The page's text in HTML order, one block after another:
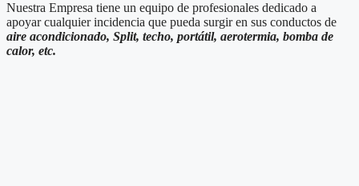
Nuestra Empresa tiene un equipo de profesionales dedicado a
apoyar cualquier incidencia que pueda surgir en sus conductos de
aire acondicionado, Split, techo, portátil, aerotermia, bomba de
calor, etc.